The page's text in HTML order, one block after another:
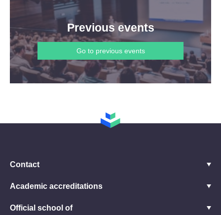
Previous events
Go to previous events
Contact
Academic accreditations
Official school of